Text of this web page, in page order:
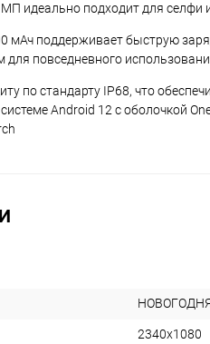
идеально подходит для селфи
мАч поддерживает быструю
для повседневного
по стандарту IP68, что
Android 12 с оболочкой
2340x1080